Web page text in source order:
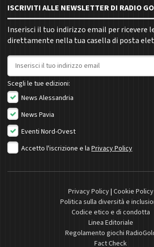
ISCRIVITI ALLE NEWSLETTER DI RADIO
Inserisci il tuo indirizzo email per ricevere
direttamente nella tua casella di posta
Indirizzo email
Scegli le tue edizioni:
News Alessandria
News Pavia
Eventi Nord-Ovest
Accetto l'iscrizione e la Privacy Policy
Privacy Policy| Cookie Policy
Politica sulla diversità e
Codice etico e di condotta
Linea Editoriale
Regolamento giochi
Fact Check